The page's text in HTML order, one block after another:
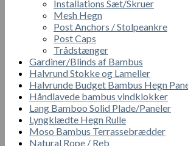
Installations Sæt/Skruer
Mesh Hegn
Post Anchors / Stolpeankre
Post Caps
Trådstænger
Gardiner/Blinds af Bambus
Halvrund Stokke og Lameller
Halvrunde Budget Bambus Hegn
Håndlavede bambus vindklokker
Lang Bamboo Solid Plade/Paneler
Lyngklædte Hegn Rulle
Moso Bambus Terrassebrædder
Natural Rope / Reb